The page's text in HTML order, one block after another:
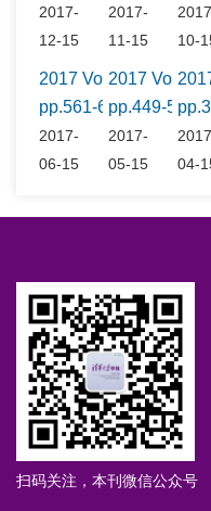
2017-
12-15
2017-
11-15
10-
2017 Vol.57 No.6
pp.561-672
2017-
06-15
2017 Vol.57
pp.449-560
2017-
05-15
04-
扫码关注，本刊微信公众号